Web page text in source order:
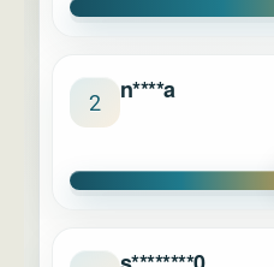
2 n****a